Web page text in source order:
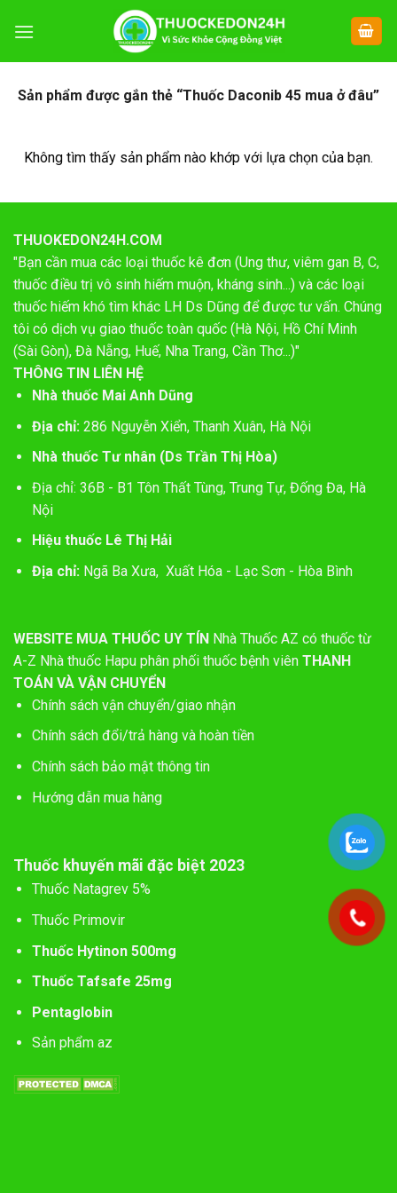
đến
Sản phẩm được gắn thẻ “Thuốc Daconib 45 mua ở đâu”
Không tìm thấy sản phẩm nào khớp với lựa chọn của bạn.
THUOKEDON24H.COM
"Bạn cần mua các loại thuốc kê đơn (Ung thư, viêm gan B, C,
thuốc điều trị vô sinh hiếm muộn, kháng sinh...) và các loại
thuốc hiếm khó tìm khác LH Ds Dũng để được tư vấn. Chúng
tôi có dịch vụ giao thuốc toàn quốc (Hà Nội, Hồ Chí Minh
(Sài Gòn), Đà Nẵng, Huế, Nha Trang, Cần Thơ...)"
THÔNG TIN LIÊN HỆ
Nhà thuốc Mai Anh Dũng
Địa chỉ:286 Nguyễn Xiển, Thanh Xuân, Hà Nội
Nhà thuốc Tư nhân (Ds Trần Thị Hòa)
Địa chỉ: 36B - B1 Tôn Thất Tùng, Trung Tự, Đống Đa, Hà
Nội
Hiệu thuốc Lê Thị Hải
Địa chỉ: Ngã Ba Xưa, Xuất Hóa - Lạc Sơn - Hòa Bình
WEBSITE MUA THUỐC UY TÍN Nhà Thuốc AZ có thuốc từ
A-Z Nhà thuốc Hapu phân phối thuốc bệnh viên THANH
TOÁN VÀ VẬN CHUYỂN
Chính sách vận chuyển/giao nhận
Chính sách đổi/trả hàng và hoàn tiền
Chính sách bảo mật thông tin
Hướng dẫn mua hàng
Thuốc khuyến mãi đặc biệt 2023
Thuốc Natagrev 5%
Thuốc Primovir
Thuốc Hytinon 500mg
Thuốc Tafsafe 25mg
Pentaglobin
Sản phẩm az